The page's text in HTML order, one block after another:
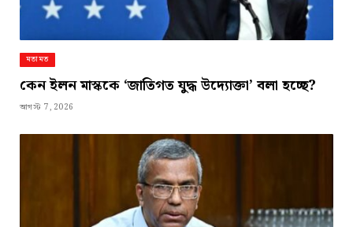
মতামত
কেন ইলন মাস্ককে ‘জাতিগত যুদ্ধ উদ্যোক্তা’ বলা হচ্ছে?
আগস্ট 7, 2026